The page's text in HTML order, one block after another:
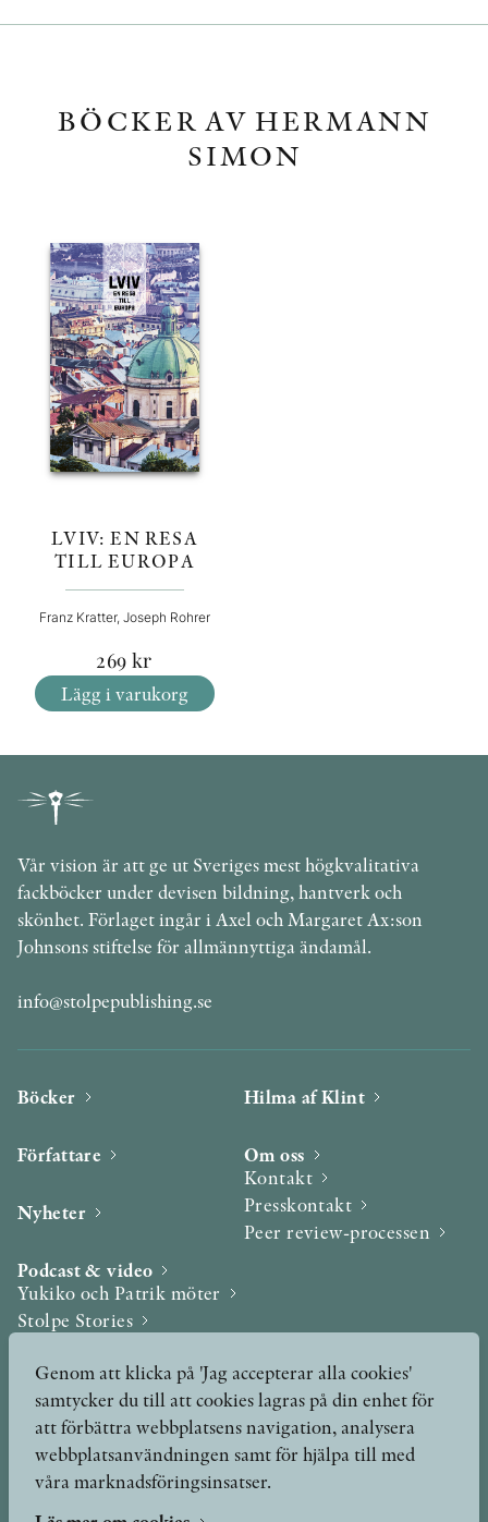
BÖCKER AV HERMANN
SIMON
LVIV: EN RESA
TILL EUROPA
Franz Kratter, Joseph Rohrer
269 kr
Lägg i varukorg
Vår vision är att ge ut Sveriges mest högkvalitativa
fackböcker under devisen bildning, hantverk och
skönhet. Förlaget ingår i Axel och Margaret Ax:son
Johnsons stiftelse för allmännyttiga ändamål.
info@stolpepublishing.se
Böcker
Författare
Nyheter
Podcast & video
Yukiko och Patrik möter
Stolpe Stories
Utmärkelser & Format
Utmärkelser
Övriga format
Hilma af Klint
Om oss
Kontakt
Presskontakt
Peer review-processen
Genom att klicka på 'Jag accepterar alla cookies'
samtycker du till att cookies lagras på din enhet för
att förbättra webbplatsens navigation, analysera
webbplatsanvändningen samt för hjälpa till med
våra marknadsföringsinsatser.